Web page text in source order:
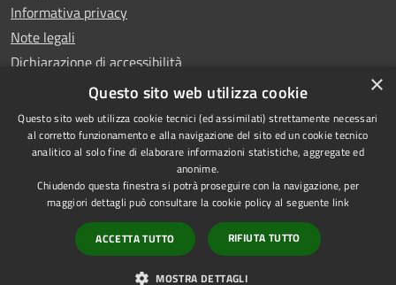
Informativa privacy
Note legali
Dichiarazione di accessibilità
Whistleblowing
Accessibilità
di Ciampino
Powered byMunicipium
• Accesso redazione
×
Questo sito web utilizza cookie
Questo sito web utilizza cookie tecnici (ed assimilati) strettamente necessari
al corretto funzionamento e alla navigazione del sito ed un cookie tecnico
analitico al solo fine di elaborare informazioni statistiche, aggregate ed
anonime.
Chiudendo questa finestra si potrà proseguire con la navigazione, per
maggiori dettagli può consultare la cookie policy al seguente link
ACCETTA TUTTO RIFIUTA TUTTO
MOSTRA DETTAGLI